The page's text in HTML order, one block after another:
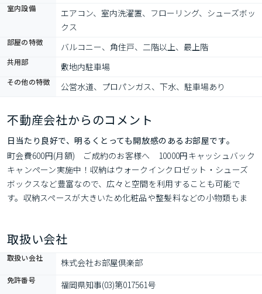
室内設備
エアコン、室内洗濯置、フローリング、シューズボッ
クス
部屋の特徴 バルコニー、角住戸、二階以上、最上階
共用部 敷地内駐車場
その他の特徴 公営水道、プロパンガス、下水、駐車場あり
不動産会社からのコメント
日当たり良好で、明るくとっても開放感のあるお部屋です。
町会費600円(月額)　ご成約のお客様へ　10000円キャッシュバック
キャンペーン実施中！収納はウォークインクロゼット・シューズ
ボックスなど豊富なので、広々と空間を利用することも可能で
す。収納スペースが大きいため化粧品や整髪料などの小物類もま
取扱い会社
取扱い会社 株式会社お部屋倶楽部
免許番号 福岡県知事(03)第017561号